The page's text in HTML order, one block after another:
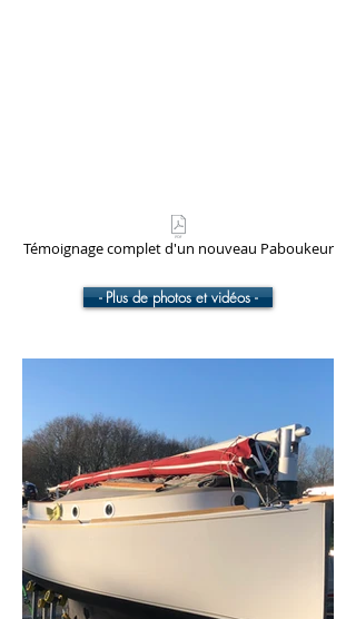
Témoignage complet d'un nouveau Paboukeur
- Plus de photos et vidéos -